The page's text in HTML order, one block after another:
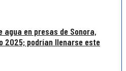
agua en presas de Sonora,
2025; podrían llenarse este